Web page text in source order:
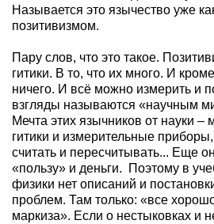
Называется это язычество уже
позитивизмом.
Пару слов, что это такое.
гитики. В то, что их много. И
ничего. И всё можно измерить и
взгляды называются «научным
Мечта этих язычников от науки –
гитики и измерительные
считать и пересчитывать... Еще
«пользу» и деньги.
Поэтому в
физики нет описаний и
проблем. Там только: «все
маркиза». Если о нестыковках и